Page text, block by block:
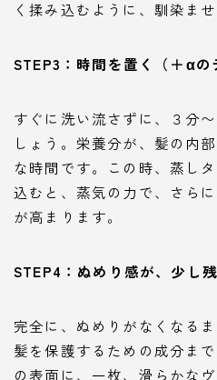
く揉み込むように、馴染ま
STEP3：時間を置く（＋αの
すぐに洗い流さずに、３分
しょう。栄養分が、髪の内
な時間です。この時、蒸し
込むと、蒸気の力で、さら
が高まります。
STEP4：ぬめり感が、少し
完全に、ぬめりがなくなる
髪を保護するための成分ま
の表面に、一枚、滑らかな